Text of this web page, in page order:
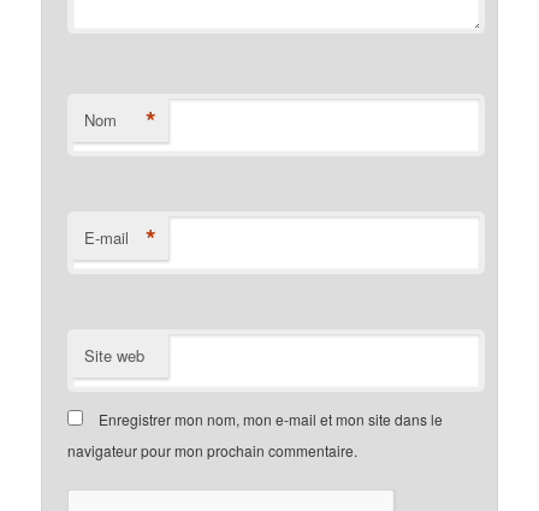
Nom *
E-mail *
Site web
Enregistrer mon nom, mon e-mail et mon site dans le
navigateur pour mon prochain commentaire.